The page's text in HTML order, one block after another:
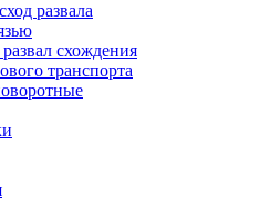
развала
схождения
транспорта